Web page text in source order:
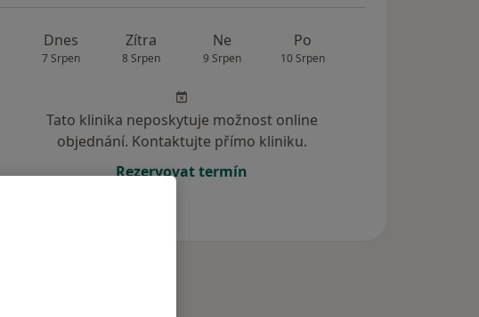
Dnes
7 Srpen
Zítra
8 Srpen
Ne
9 Srpen
Po
10 Srpen
Tato klinika neposkytuje možnost online
objednání. Kontaktujte přímo kliniku.
Rezervovat termín